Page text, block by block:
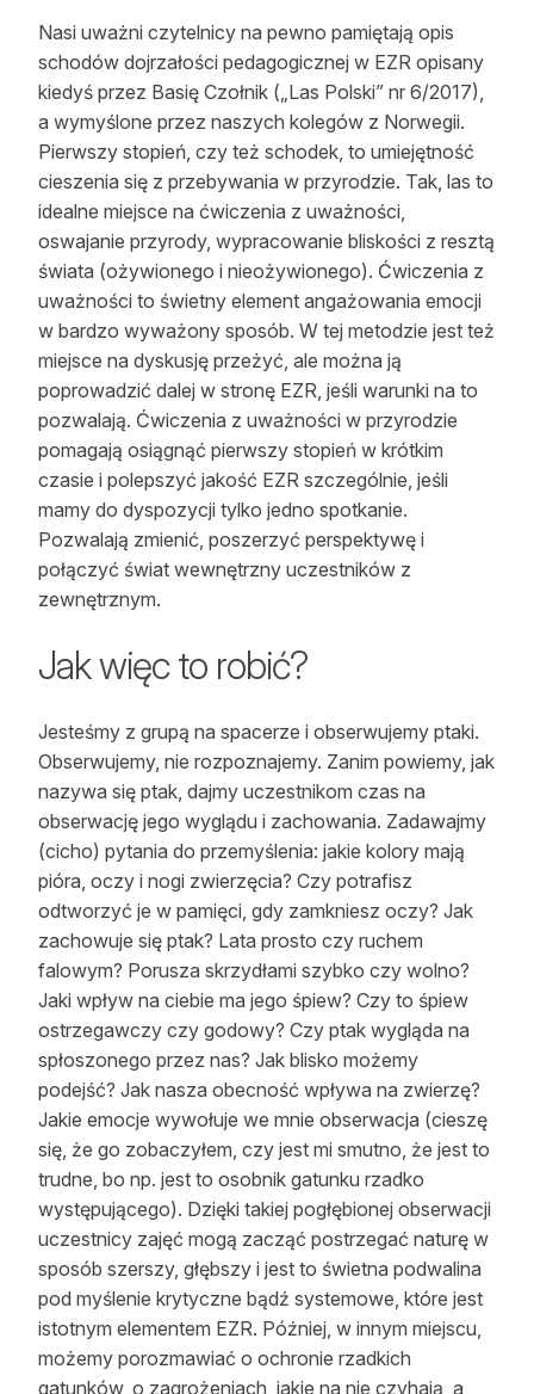
Nasi uważni czytelnicy na pewno pamiętają opis
schodów dojrzałości pedagogicznej w EZR opisany
kiedyś przez Basię Czołnik („Las Polski” nr 6/2017),
a wymyślone przez naszych kolegów z Norwegii.
Pierwszy stopień, czy też schodek, to umiejętność
cieszenia się z przebywania w przyrodzie. Tak, las to
idealne miejsce na ćwiczenia z uważności,
oswajanie przyrody, wypracowanie bliskości z resztą
świata (ożywionego i nieożywionego). Ćwiczenia z
uważności to świetny element angażowania emocji
w bardzo wyważony sposób. W tej metodzie jest też
miejsce na dyskusję przeżyć, ale można ją
poprowadzić dalej w stronę EZR, jeśli warunki na to
pozwalają. Ćwiczenia z uważności w przyrodzie
pomagają osiągnąć pierwszy stopień w krótkim
czasie i polepszyć jakość EZR szczególnie, jeśli
mamy do dyspozycji tylko jedno spotkanie.
Pozwalają zmienić, poszerzyć perspektywę i
połączyć świat wewnętrzny uczestników z
zewnętrznym.
Jak więc to robić?
Jesteśmy z grupą na spacerze i obserwujemy ptaki.
Obserwujemy, nie rozpoznajemy. Zanim powiemy, jak
nazywa się ptak, dajmy uczestnikom czas na
obserwację jego wyglądu i zachowania. Zadawajmy
(cicho) pytania do przemyślenia: jakie kolory mają
pióra, oczy i nogi zwierzęcia? Czy potrafisz
odtworzyć je w pamięci, gdy zamkniesz oczy? Jak
zachowuje się ptak? Lata prosto czy ruchem
falowym? Porusza skrzydłami szybko czy wolno?
Jaki wpływ na ciebie ma jego śpiew? Czy to śpiew
ostrzegawczy czy godowy? Czy ptak wygląda na
spłoszonego przez nas? Jak blisko możemy
podejść? Jak nasza obecność wpływa na zwierzę?
Jakie emocje wywołuje we mnie obserwacja (cieszę
się, że go zobaczyłem, czy jest mi smutno, że jest to
trudne, bo np. jest to osobnik gatunku rzadko
występującego). Dzięki takiej pogłębionej obserwacji
uczestnicy zajęć mogą zacząć postrzegać naturę w
sposób szerszy, głębszy i jest to świetna podwalina
pod myślenie krytyczne bądź systemowe, które jest
istotnym elementem EZR. Później, w innym miejscu,
możemy porozmawiać o ochronie rzadkich
gatunków, o zagrożeniach, jakie na nie czyhają, a